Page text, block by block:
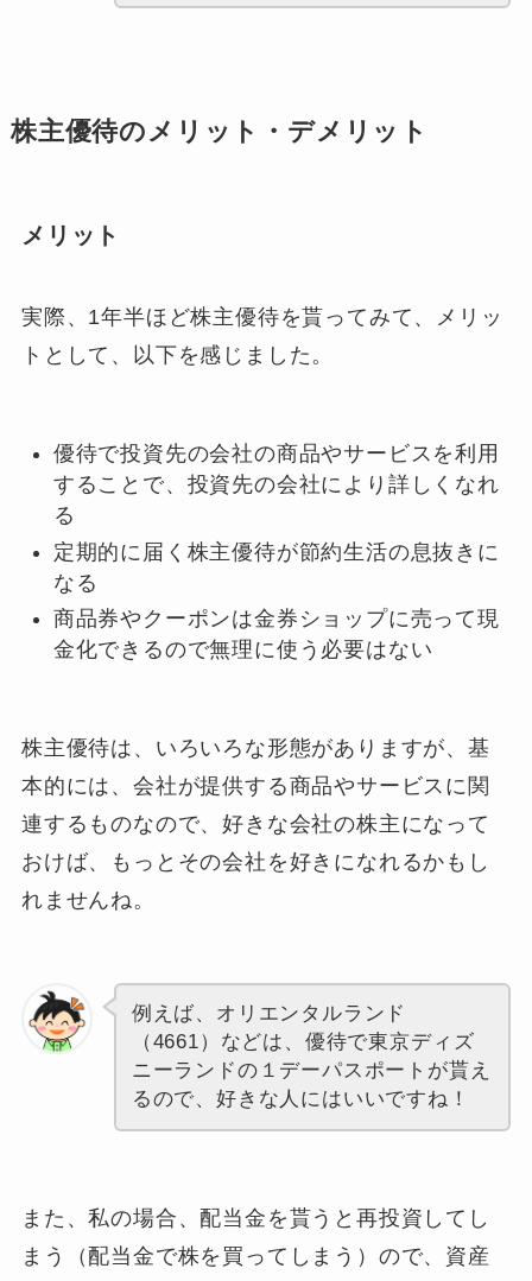
株主優待のメリット・デメリット
メリット
実際、1年半ほど株主優待を貰ってみて、メリッ
トとして、以下を感じました。
優待で投資先の会社の商品やサービスを利用
することで、投資先の会社により詳しくなれ
る
定期的に届く株主優待が節約生活の息抜きに
なる
商品券やクーポンは金券ショップに売って現
金化できるので無理に使う必要はない
株主優待は、いろいろな形態がありますが、基
本的には、会社が提供する商品やサービスに関
連するものなので、好きな会社の株主になって
おけば、もっとその会社を好きになれるかもし
れませんね。
例えば、オリエンタルランド
（4661）などは、優待で東京ディズ
ニーランドの１デーパスポートが貰え
るので、好きな人にはいいですね！
また、私の場合、配当金を貰うと再投資してし
まう（配当金で株を買ってしまう）ので、資産